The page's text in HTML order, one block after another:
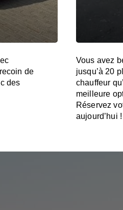
de
des
Vous avez
jusqu’à 20
chauffeur
meilleure
Réservez
aujourd’hui !